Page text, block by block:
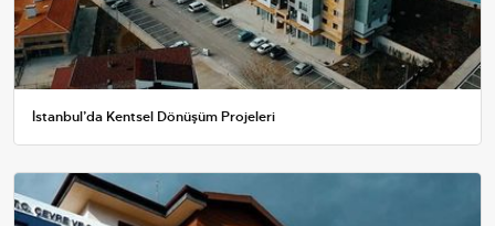
İstanbul’da Kentsel Dönüşüm Projeleri